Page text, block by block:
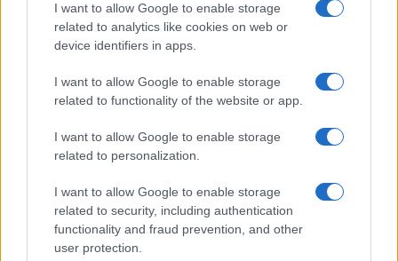
I want to allow Google to enable storage
related to analytics like cookies on web or
device identifiers in apps.
I want to allow Google to enable storage
related to functionality of the website or app.
I want to allow Google to enable storage
related to personalization.
I want to allow Google to enable storage
related to security, including authentication
functionality and fraud prevention, and other
user protection.
Vuoi rimanere sempre aggiornato?
Iscriviti alla newsletter di Gallura Oggi e ricevi le nostre
sul sito web!
*campo obbligatorio
Privacy
Utilizziamo Mailchimp come piattaforma di
marketing. Iscrivendoti alla newsletter accetti che le
tue informazioni siano trasferite a Mailchimp per
l'elaborazione.Leggi qui l'informativa sulla privacy